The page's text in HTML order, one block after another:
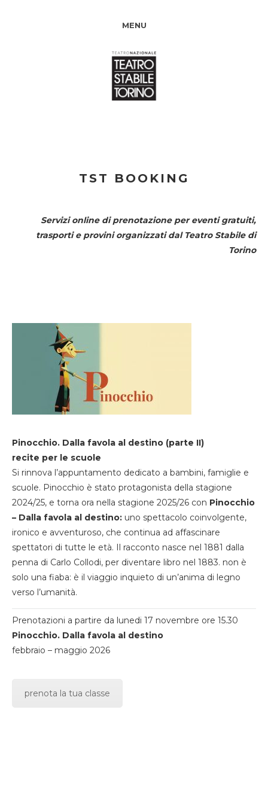
MENU
TST BOOKING
Servizi online di prenotazione per eventi gratuiti,
trasporti e provini organizzati dal Teatro Stabile di
Torino
Pinocchio. Dalla favola al destino (parte II)
recite per le scuole
Si rinnova l’appuntamento dedicato a bambini, famiglie e
scuole. Pinocchio è stato protagonista della stagione
2024/25, e torna ora nella stagione 2025/26 con Pinocchio
– Dalla favola al destino: uno spettacolo coinvolgente,
ironico e avventuroso, che continua ad affascinare
spettatori di tutte le età. Il racconto nasce nel 1881 dalla
penna di Carlo Collodi, per diventare libro nel 1883. non è
solo una fiaba: è il viaggio inquieto di un’anima di legno
verso l’umanità.
Prenotazioni a partire da lunedi 17 novembre ore 15.30
Pinocchio. Dalla favola al destino
febbraio – maggio 2026
prenota la tua classe